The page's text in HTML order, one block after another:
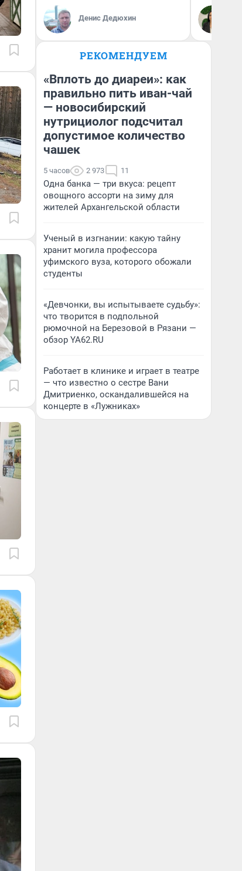
Денис Дедюхин
РЕКОМЕНДУЕМ
«Вплоть до диареи»: как
правильно пить иван-чай
— новосибирский
нутрициолог подсчитал
допустимое количество
чашек
5 часов 2 973 11
Одна банка — три вкуса: рецепт
овощного ассорти на зиму для
жителей Архангельской области
Ученый в изгнании: какую тайну
хранит могила профессора
уфимского вуза, которого обожали
студенты
«Девчонки, вы испытываете судьбу»:
что творится в подпольной
рюмочной на Березовой в Рязани —
обзор YA62.RU
Работает в клинике и играет в театре
— что известно о сестре Вани
Дмитриенко, оскандалившейся на
концерте в «Лужниках»